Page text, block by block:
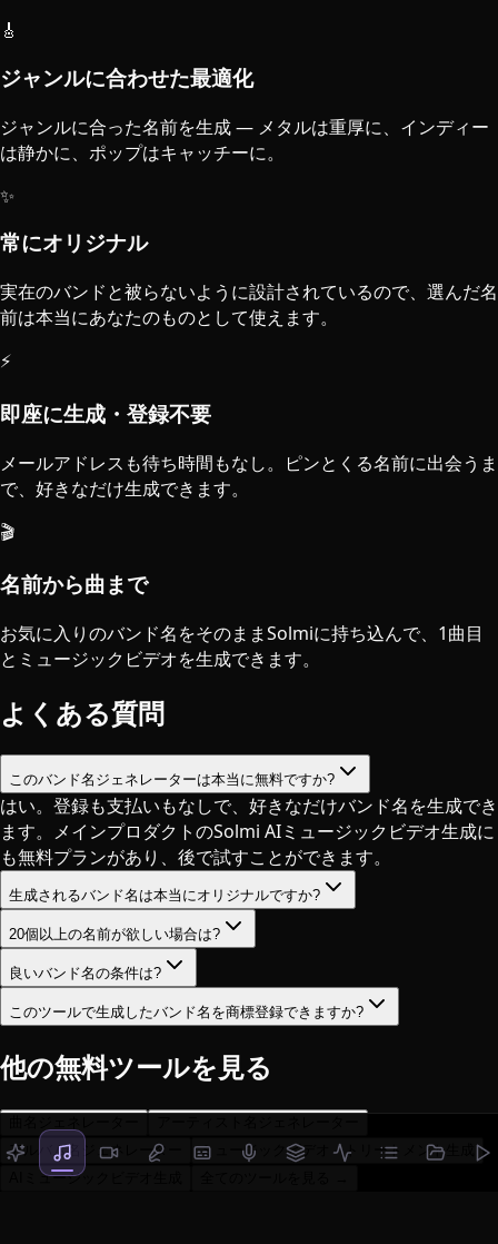
🎸
ジャンルに合わせた最適化
ジャンルに合った名前を生成 — メタルは重厚に、インディー
は静かに、ポップはキャッチーに。
✨
常にオリジナル
実在のバンドと被らないように設計されているので、選んだ名
前は本当にあなたのものとして使えます。
⚡
即座に生成・登録不要
メールアドレスも待ち時間もなし。ピンとくる名前に出会うま
で、好きなだけ生成できます。
🎬
名前から曲まで
お気に入りのバンド名をそのままSolmiに持ち込んで、1曲目
とミュージックビデオを生成できます。
よくある質問
このバンド名ジェネレーターは本当に無料ですか?
はい。登録も支払いもなしで、好きなだけバンド名を生成でき
ます。メインプロダクトのSolmi AIミュージックビデオ生成に
も無料プランがあり、後で試すことができます。
生成されるバンド名は本当にオリジナルですか?
20個以上の名前が欲しい場合は?
良いバンド名の条件は?
このツールで生成したバンド名を商標登録できますか?
他の無料ツールを見る
アルバム名ジェネレーター
ミュージックビデオ・トリートメント生成
AIミュージックビデオ生成